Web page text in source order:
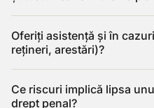
Oferiți asistență și în
rețineri, arestări)?
Ce riscuri implică lipsa
drept penal?